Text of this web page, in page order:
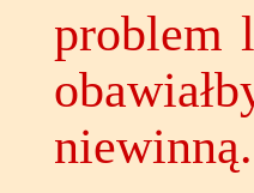
problem
niewinną.